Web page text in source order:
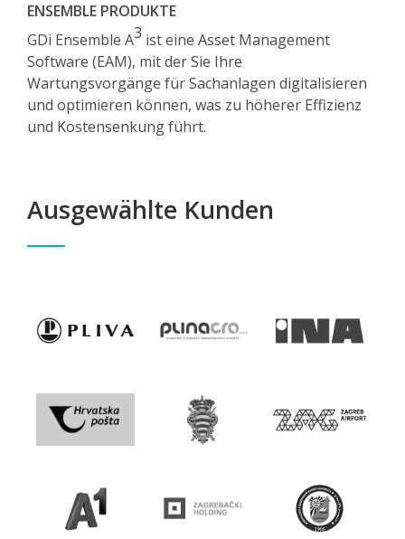
ENSEMBLE PRODUKTE
GDi Ensemble A3 ist eine Asset Management
Software (EAM), mit der Sie Ihre
Wartungsvorgänge für Sachanlagen digitalisieren
und optimieren können, was zu höherer Effizienz
und Kostensenkung führt.
Ausgewählte Kunden